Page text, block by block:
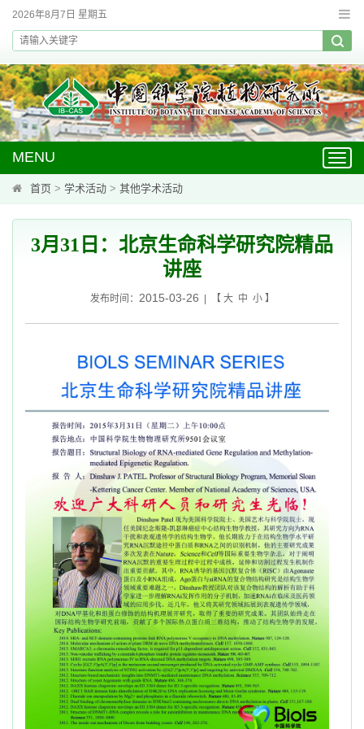
2026年8月7日 星期五
MENU
首页 > 学术活动 > 其他学术活动
3月31日：北京生命科学研究院精品
讲座
发布时间： 2015-03-26 | 【 大 中 小】